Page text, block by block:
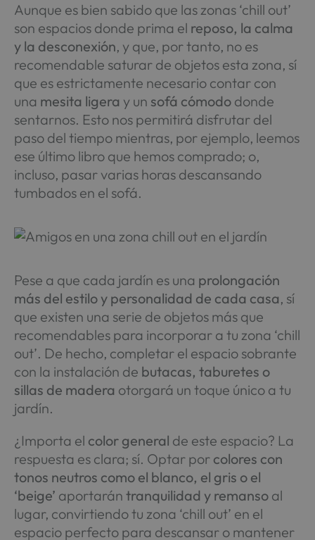
Aunque es bien sabido que las zonas ‘chill out’
son espacios donde prima el reposo, la calma
y la desconexión, y que, por tanto, no es
recomendable saturar de objetos esta zona, sí
que es estrictamente necesario contar con
una mesita ligera y un sofá cómododonde
sentarnos. Esto nos permitirá disfrutar del
paso del tiempo mientras, por ejemplo, leemos
ese último libro que hemos comprado; o,
incluso, pasar varias horas descansando
tumbados en el sofá.
Pese a que cada jardín es una prolongación
más del estilo y personalidad de cada casa, sí
que existen una serie de objetos más que
recomendables para incorporar a tu zona ‘chill
out’. De hecho, completar el espacio sobrante
con la instalación de butacas, taburetes o
sillas de madera otorgará un toque único a tu
jardín.
¿Importa el color general de este espacio? La
respuesta es clara; sí. Optar por colores con
tonos neutros como el blanco, el gris o el
‘beige’ aportarán tranquilidad y remansoal
lugar, convirtiendo tu zona ‘chill out’ en el
espacio perfecto para descansar o mantener